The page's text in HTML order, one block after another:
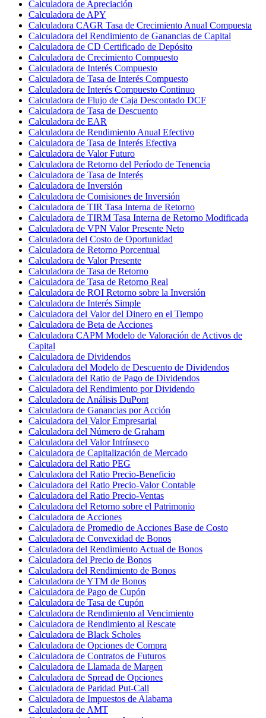
Calculadora de Apreciación
Calculadora de APY
Calculadora CAGR Tasa de Crecimiento Anual Compuesta
Calculadora del Rendimiento de Ganancias de Capital
Calculadora de CD Certificado de Depósito
Calculadora de Crecimiento Compuesto
Calculadora de Interés Compuesto
Calculadora de Tasa de Interés Compuesto
Calculadora de Interés Compuesto Continuo
Calculadora de Flujo de Caja Descontado DCF
Calculadora de Tasa de Descuento
Calculadora de EAR
Calculadora de Rendimiento Anual Efectivo
Calculadora de Tasa de Interés Efectiva
Calculadora de Valor Futuro
Calculadora de Retorno del Período de Tenencia
Calculadora de Tasa de Interés
Calculadora de Inversión
Calculadora de Comisiones de Inversión
Calculadora de TIR Tasa Interna de Retorno
Calculadora de TIRM Tasa Interna de Retorno Modificada
Calculadora de VPN Valor Presente Neto
Calculadora del Costo de Oportunidad
Calculadora de Retorno Porcentual
Calculadora de Valor Presente
Calculadora de Tasa de Retorno
Calculadora de Tasa de Retorno Real
Calculadora de ROI Retorno sobre la Inversión
Calculadora de Interés Simple
Calculadora del Valor del Dinero en el Tiempo
Calculadora de Beta de Acciones
Calculadora CAPM Modelo de Valoración de Activos de
Capital
Calculadora de Dividendos
Calculadora del Modelo de Descuento de Dividendos
Calculadora del Ratio de Pago de Dividendos
Calculadora del Rendimiento por Dividendo
Calculadora de Análisis DuPont
Calculadora de Ganancias por Acción
Calculadora del Valor Empresarial
Calculadora del Número de Graham
Calculadora del Valor Intrínseco
Calculadora de Capitalización de Mercado
Calculadora del Ratio PEG
Calculadora del Ratio Precio-Beneficio
Calculadora del Ratio Precio-Valor Contable
Calculadora del Ratio Precio-Ventas
Calculadora del Retorno sobre el Patrimonio
Calculadora de Acciones
Calculadora de Promedio de Acciones Base de Costo
Calculadora de Convexidad de Bonos
Calculadora del Rendimiento Actual de Bonos
Calculadora del Precio de Bonos
Calculadora del Rendimiento de Bonos
Calculadora de YTM de Bonos
Calculadora de Pago de Cupón
Calculadora de Tasa de Cupón
Calculadora de Rendimiento al Vencimiento
Calculadora de Rendimiento al Rescate
Calculadora de Black Scholes
Calculadora de Opciones de Compra
Calculadora de Contratos de Futuros
Calculadora de Llamada de Margen
Calculadora de Spread de Opciones
Calculadora de Paridad Put-Call
Calculadora de Impuestos de Alabama
Calculadora de AMT